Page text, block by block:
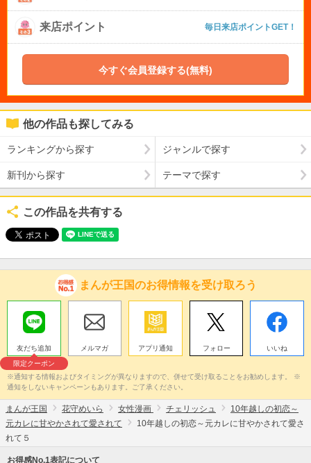
来店ポイント 毎日来店ポイントGET！
今すぐ会員登録する(無料)
他の作品も探してみる
ランキングから探す ジャンルで探す
新刊から探す テーマで探す
この作品を共有する
まんが王国のお得情報を受け取ろう
友だち追加
限定クーポン
メルマガ アプリ通知 フォロー いいね
※通知する情報およびタイミングが異なりますので、併せて受け取ることをお勧めします。 ※
通知をしないキャンペーンもあります。ご了承ください。
まんが王国 花守めいら 女性漫画 チェリッシュ
10年越しの初恋～
元カレに甘やかされて愛されて
10年越しの初恋～元カレに甘やかされて愛さ
れて５
お得感No.1表記について